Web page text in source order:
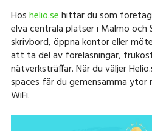
Hoshelio.sehittar du som
elva centrala platser i Malmö och
skrivbord, öppna kontor eller
att ta del av föreläsningar,
nätverksträffar. När du väljer
spaces får du gemensamma
WiFi.